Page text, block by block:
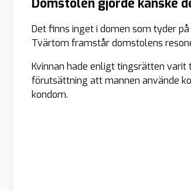
Domstolen gjorde kanske
Det finns inget i domen som tyder
Tvärtom framstår domstolens
Kvinnan hade enligt tingsrätten
förutsättning att mannen använde
kondom.